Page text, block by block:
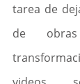
tarea de
de